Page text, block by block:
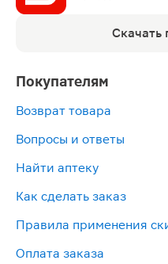
Скачать
Покупателям
Возврат товара
Вопросы и ответы
Найти аптеку
Как сделать заказ
Правила применения
Оплата заказа